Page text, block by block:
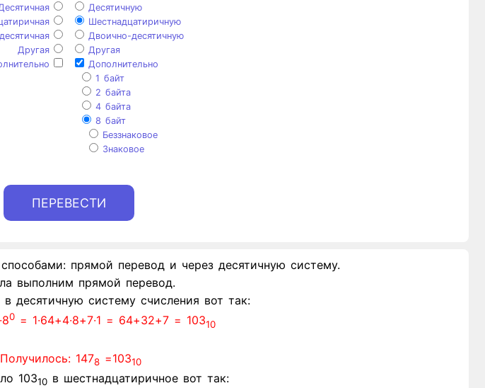
Другая
Десятичную
Шестнадцатиричную
Двоично-десятичную
Другая
Дополнительно
1 байт
2 байта
4 байта
8 байт
Беззнаковое
Знаковое
прямой перевод и через десятичную систему.
выполним прямой перевод.
десятичную систему счисления вот так:
0 = 1∙64+4∙8+7∙1 = 64+32+7 = 10310
Получилось: 1478 =10310
10310в шестнадцатиричное вот так: